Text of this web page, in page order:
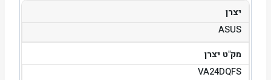
יצרן
ASUS
מק"ט יצרן
VA24DQFS